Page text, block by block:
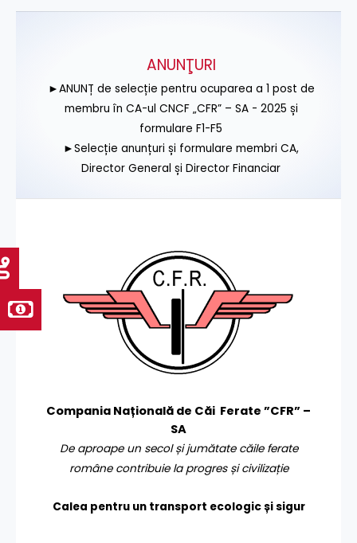
ANUNŢURI
►ANUNȚ de selecție pentru ocuparea a 1 post de
membru în CA-ul CNCF „CFR” – SA - 2025 și
formulare F1-F5
►Selecție anunțuri și formulare membri CA,
Director General și Director Financiar
Compania Națională de Căi Ferate ”CFR” –
SA
De aproape un secol și jumătate căile ferate
române contribuie la progres și civilizație
Calea pentru un transport ecologic și sigur